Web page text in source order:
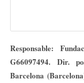
Responsable:
G66097494. Dir.
Barcelona